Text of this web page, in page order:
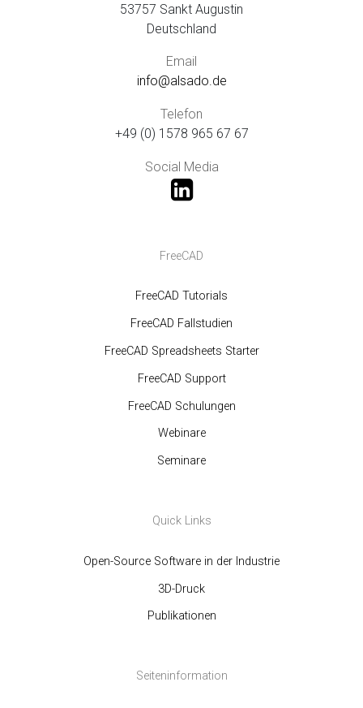
53757 Sankt Augustin
Deutschland
Email
info@alsado.de
Telefon
+49 (0) 1578 965 67 67
Social Media
FreeCAD
FreeCAD Tutorials
FreeCAD Fallstudien
FreeCAD Spreadsheets Starter
FreeCAD Support
FreeCAD Schulungen
Webinare
Seminare
Quick Links
Open-Source Software in der Industrie
3D-Druck
Publikationen
Seiteninformation